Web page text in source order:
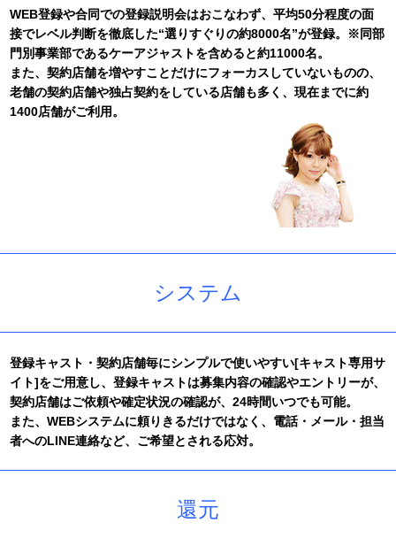
2016/12/01
発足5周年を記念し、登録キャストへ向けたキャンペーン実施し
ております。
2016/10/01
発足5周年を迎えました。
2016/03/01
運営会社(本社)が移転いたしました。
年末年始の休業期間は下記のとおりとさせていただきます。
【平成27年12月31日(木)から平成28年1月3日(日)】
【登録キャスト専用サイト】および【クライアント専用サイ
2015/04/20
年末年始の休暇は下記のとおりとさせていただきます。
年末年始の休暇は下記のとおりとさせていただきます。
【平成25年12月30日(月)から平成26年1月2日(木)】
2012/12/19
年末年始の休暇は下記のとおりとさせていただきます。
【平成24年12月30日(日)から平成25年1月3日(木)】
皆様にご利用いただいてる【登録キャスト専用サイト】を、よ
WEB登録や合同での登録説明会はおこなわず、平均50分程度の面
接でレベル判断を徹底した“選りすぐりの約8000名”が登録。※同部
門別事業部であるケーアジャストを含めると約11000名。
また、契約店舗を増やすことだけにフォーカスしていないものの、
老舗の契約店舗や独占契約をしている店舗も多く、現在までに約
1400店舗がご利用。
システム
登録キャスト・契約店舗毎にシンプルで使いやすい[キャスト専用サ
イト]をご用意し、登録キャストは募集内容の確認やエントリーが、
契約店舗はご依頼や確定状況の確認が、24時間いつでも可能。
また、WEBシステムに頼りきるだけではなく、電話・メール・担当
者へのLINE連絡など、ご希望とされる応対。
還元